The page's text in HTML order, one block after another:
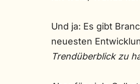
Und ja: Es gibt
neuesten
Trendüberblick zu